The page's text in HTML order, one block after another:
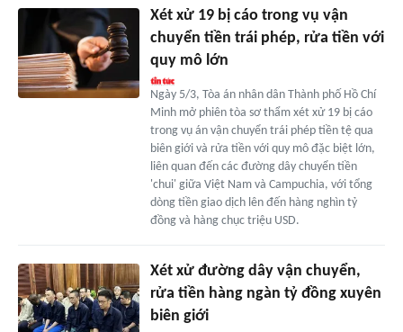
Xét xử 19 bị cáo trong vụ vận
chuyển tiền trái phép, rửa tiền với
quy mô lớn
Ngày 5/3, Tòa án nhân dân Thành phố Hồ Chí
Minh mở phiên tòa sơ thẩm xét xử 19 bị cáo
trong vụ án vận chuyển trái phép tiền tệ qua
biên giới và rửa tiền với quy mô đặc biệt lớn,
liên quan đến các đường dây chuyển tiền
'chui' giữa Việt Nam và Campuchia, với tổng
dòng tiền giao dịch lên đến hàng nghìn tỷ
đồng và hàng chục triệu USD.
Xét xử đường dây vận chuyển,
rửa tiền hàng ngàn tỷ đồng xuyên
biên giới